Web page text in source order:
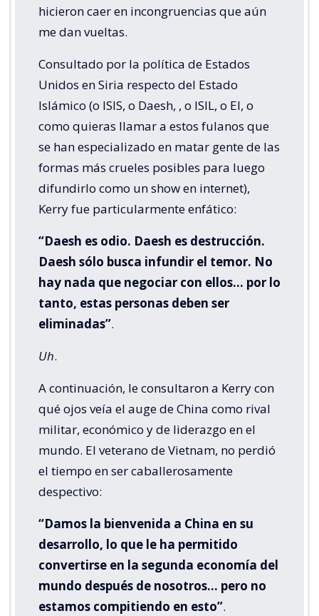
hicieron caer en incongruencias que aún
me dan vueltas.
Consultado por la política de Estados
Unidos en Siria respecto del Estado
Islámico (o ISIS, o Daesh, , o ISIL, o EI, o
como quieras llamar a estos fulanos que
se han especializado en matar gente de las
formas más crueles posibles para luego
difundirlo como un show en internet),
Kerry fue particularmente enfático:
“Daesh es odio. Daesh es destrucción.
Daesh sólo busca infundir el temor. No
hay nada que negociar con ellos… por lo
tanto, estas personas deben ser
eliminadas”.
Uh.
A continuación, le consultaron a Kerry con
qué ojos veía el auge de China como rival
militar, económico y de liderazgo en el
mundo. El veterano de Vietnam, no perdió
el tiempo en ser caballerosamente
despectivo:
“Damos la bienvenida a China en su
desarrollo, lo que le ha permitido
convertirse en la segunda economía del
mundo después de nosotros… pero no
estamos compitiendo en esto”.